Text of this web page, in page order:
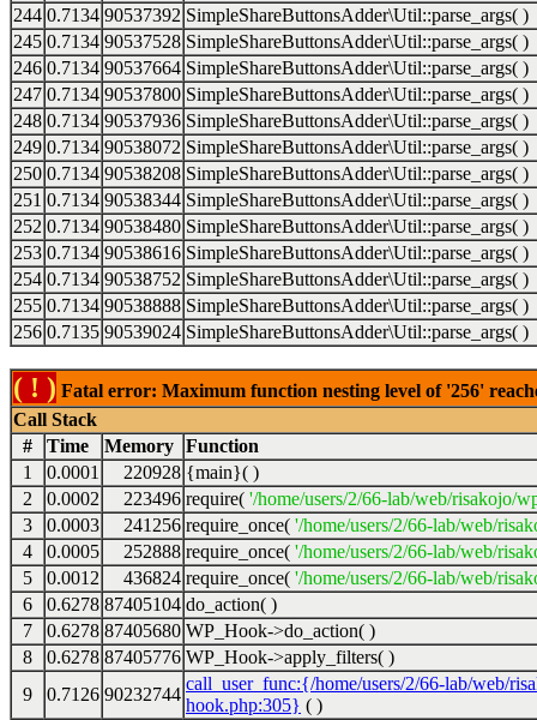
244 0.7134 90537392 SimpleShareButtonsAdder\Util::parse_args( )
245 0.7134 90537528 SimpleShareButtonsAdder\Util::parse_args( )
246 0.7134 90537664 SimpleShareButtonsAdder\Util::parse_args( )
247 0.7134 90537800 SimpleShareButtonsAdder\Util::parse_args( )
248 0.7134 90537936 SimpleShareButtonsAdder\Util::parse_args( )
249 0.7134 90538072 SimpleShareButtonsAdder\Util::parse_args( )
250 0.7134 90538208 SimpleShareButtonsAdder\Util::parse_args( )
251 0.7134 90538344 SimpleShareButtonsAdder\Util::parse_args( )
252 0.7134 90538480 SimpleShareButtonsAdder\Util::parse_args( )
253 0.7134 90538616 SimpleShareButtonsAdder\Util::parse_args( )
254 0.7134 90538752 SimpleShareButtonsAdder\Util::parse_args( )
255 0.7134 90538888 SimpleShareButtonsAdder\Util::parse_args( )
256 0.7135 90539024 SimpleShareButtonsAdder\Util::parse_args( )
( ! ) Fatal error: Maximum function nesting level of '256'
Call Stack
#
Time Memory Function
1
0.0001 220928 {main}( )
2
0.0002 223496 require( '/home/users/2/66-lab/web/risakojo/
3
0.0003 241256 require_once( '/home/users/2/66-lab/web/
4
0.0005 252888 require_once( '/home/users/2/66-lab/web/
5
0.0012 436824 require_once( '/home/users/2/66-lab/web/
6
0.6278 87405104 do_action( )
7
0.6278 87405680 WP_Hook->do_action( )
8
0.6278 87405776 WP_Hook->apply_filters( )
9
0.7126 90232744
call_user_func:{/home/users/2/66-lab/web/
hook.php:305} ( )